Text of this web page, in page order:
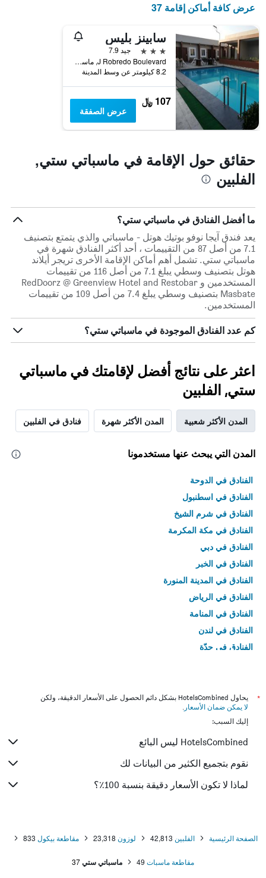
عرض كافة أماكن إقامة 37
سابينز بليس
3 نجوم
جيد 7.9
J Robredo Boulevard, ماسباتي ستي, الفلبين
8.2 كيلومتر عن وسط المدينة
107 ﷼
عرض الصفقة
حقائق حول الإقامة في ماسباتي ستي,
الفلبين
ما أفضل الفنادق في ماسباتي ستي؟
يعد فندق آيجا نوفو بوتيك هوتل - ماسباتي والذي يتمتع بتصنيف
7.1 من أصل 87 من التقييمات ، أحد أكثر الفنادق شهرة في
ماسباتي ستي. تشمل أهم أماكن الإقامة الأخرى تريجر أيلاند
هوتل بتصنيف وسطي يبلغ 7.1 من أصل 116 من تقييمات
المستخدمين و RedDoorz @ Greenview Hotel and Restobar
Masbate بتصنيف وسطي يبلغ 7.4 من أصل 109 من تقييمات
المستخدمين.
كم عدد الفنادق الموجودة في ماسباتي ستي؟
اعثر على نتائج أفضل لإقامتك في ماسباتي
ستي, الفلبين
المدن الأكثر شعبية المدن الأكثر شهرة فنادق في الفلبين
المدن التي يبحث عنها مستخدمونا
الفنادق في الدوحة
الفنادق في اسطنبول
الفنادق في شرم الشيخ
الفنادق في مكة المكرمة
الفنادق في دبي
الفنادق في الخبر
الفنادق في المدينة المنورة
الفنادق في الرياض
الفنادق في المنامة
الفنادق في لندن
الفنادق في جدّة
*
يحاول HotelsCombined بشكل دائم الحصول على الأسعار الدقيقة، ولكن
لا يمكن ضمان الأسعار .
إليك السبب:
HotelsCombined ليس البائع
نقوم بتجميع الكثير من البيانات لك
لماذا لا تكون الأسعار دقيقة بنسبة 100٪؟
الصفحة الرئيسية الفلبين 42,813 لوزون 23,318 مقاطعة بيكول 833
مقاطعة ماسبات 49 ماسباتي ستي37